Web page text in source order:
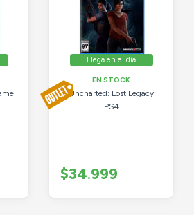
Llega en el día
EN STOCK
Uncharted: Lost Legacy
PS4
$34.999